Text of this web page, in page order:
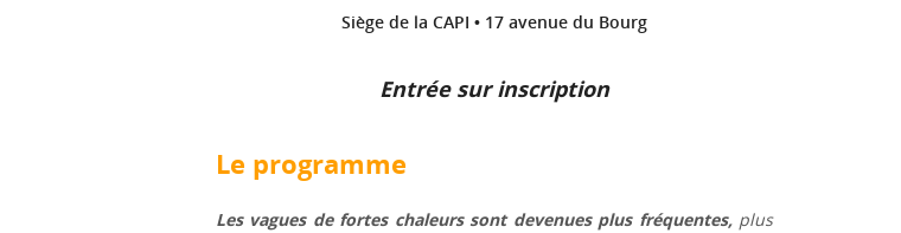
Siège de la CAPI • 17 avenue du Bourg
Entréesurinscription
Le programme
Les vagues de fortes chaleurs sont devenues plus fréquentes,plus